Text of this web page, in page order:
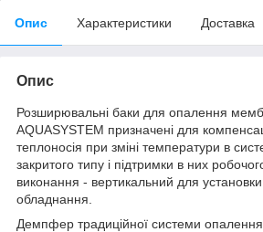
Опис Характеристики Доставка
Опис
Розширювальні баки для опалення
AQUASYSTEM призначені для
теплоносія при зміні температури в
закритого типу і підтримки в них
виконання - вертикальний для
обладнання.
Демпфер традиційної системи опалення